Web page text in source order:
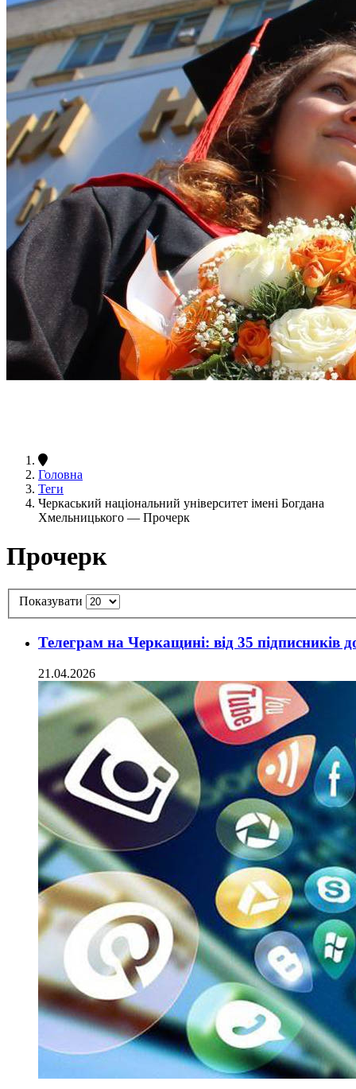
Головна
Теги
Черкаський національний університет імені Богдана
Хмельницького — Прочерк
Прочерк
Показувати
Телеграм на Черкащині: від 35 підписників
21.04.2026